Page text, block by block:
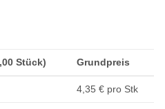
Stück) Grundpreis
4,35 € pro Stk